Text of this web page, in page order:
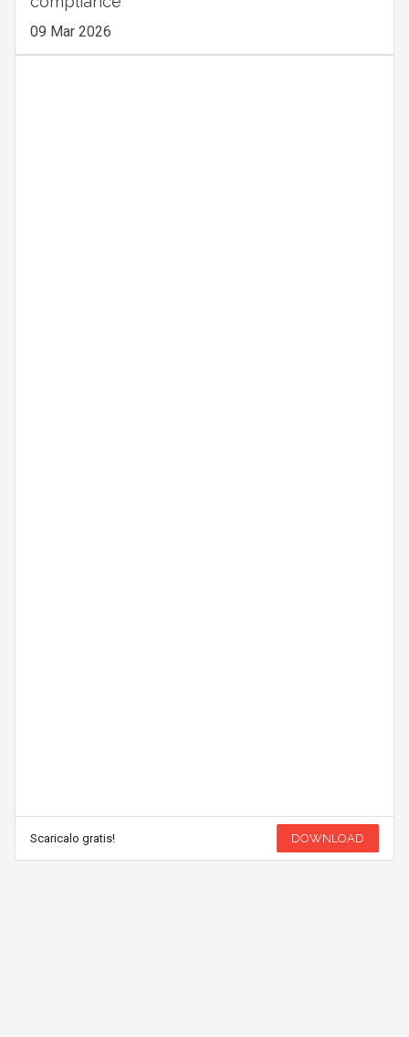
09 Mar 2026
Scaricalo gratis! DOWNLOAD